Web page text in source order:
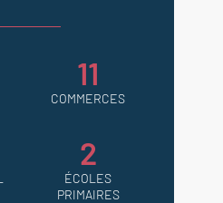
11
COMMERCES
2
ÉCOLES
PRIMAIRES